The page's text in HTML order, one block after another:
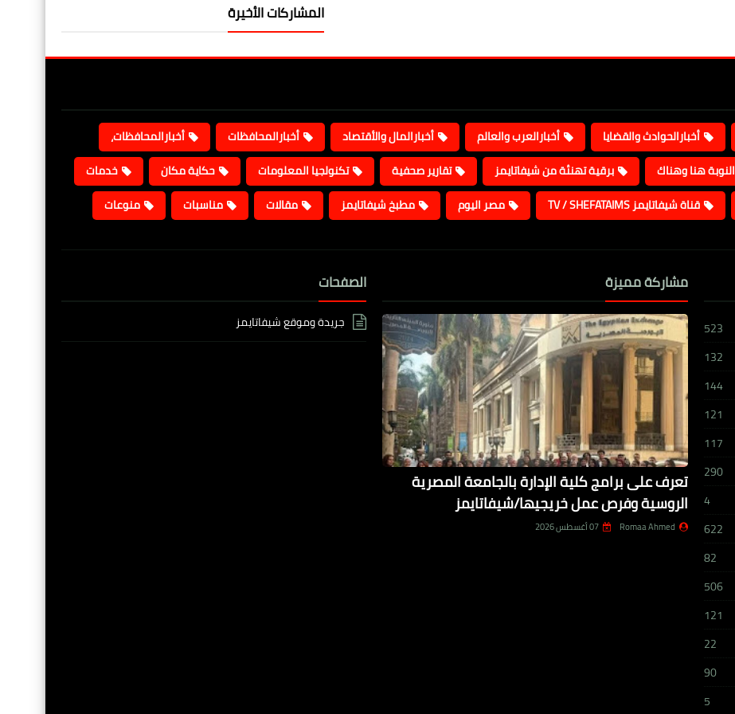
المشاركات الأخيرة
أخبارالحوادث والقضايا أخبارالعرب والعالم أخبارالمال والأقتصاد أخبارالمحافظات
أخبارالمحافظات،
النوبة هنا وهناك برقية تهنئة من شيفاتايمز تقارير صحفية تكنولجيا المعلومات حكاية مكان
خدمات
قناة شيفاتايمز TV / SHEFATAIMS مصر اليوم مطبخ شيفاتايمز مقالات مناسبات منوعات
523
132
144
121
117
290
4
622
82
506
121
22
90
5
مشاركة مميزة
تعرف على برامج كلية الإدارة بالجامعة المصرية
الروسية وفرص عمل خريجيها/شيفاتايمز
Romaa Ahmed 07 أغسطس 2026
الصفحات
جريدة وموقع شيفاتايمز